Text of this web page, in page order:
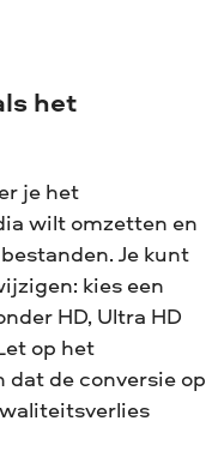
het
je het
wilt omzetten en
Je kunt
kies een
HD, Ultra HD
op het
dat de conversie op